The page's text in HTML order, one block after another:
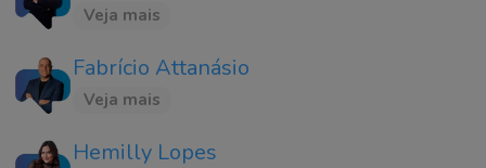
Veja mais
Fabrício Attanásio
Veja mais
Hemilly Lopes